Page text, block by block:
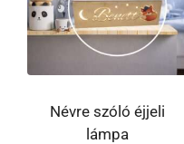
Névre szóló éjjeli
lámpa